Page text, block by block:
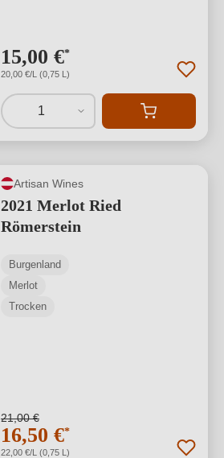
15,00 €*
20,00 €/L (0,75 L)
1
Artisan Wines
2021 Merlot Ried
Römerstein
Burgenland
Merlot
Trocken
21,00 €
16,50 €*
22,00 €/L (0,75 L)